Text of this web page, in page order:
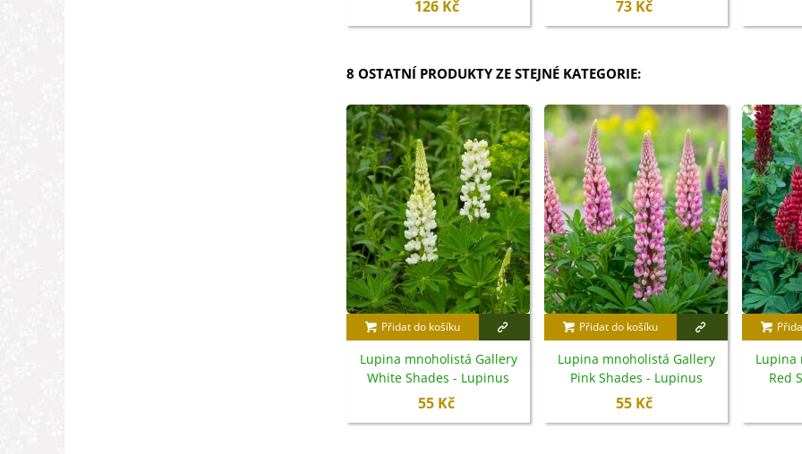
126 Kč 73 Kč
8 OSTATNÍ PRODUKTY ZE STEJNÉ KATEGORIE:
Přidat do košíku
Lupina mnoholistá Gallery
White Shades - Lupinus
polyphyllus - semena - 20 ks
55 Kč
Přidat do košíku
Lupina mnoholistá Gallery
Pink Shades - Lupinus
polyphyllus - semena - 20 ks
55 Kč
Lupina
Red